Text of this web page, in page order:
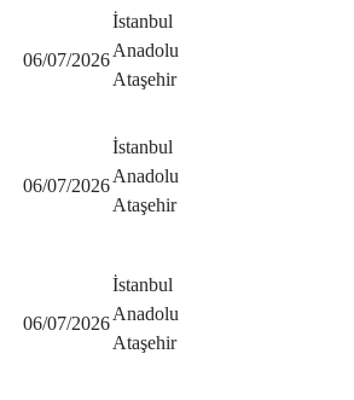
06/07/2026
İstanbul
Anadolu
Ataşehir
06/07/2026
İstanbul
Anadolu
Ataşehir
06/07/2026
İstanbul
Anadolu
Ataşehir